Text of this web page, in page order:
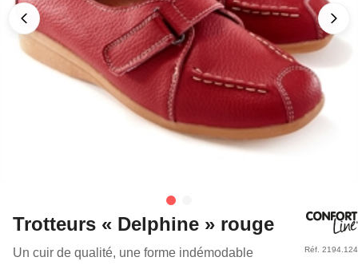
Trotteurs « Delphine » rouge
Un cuir de qualité, une forme indémodable Réf. 2194.124